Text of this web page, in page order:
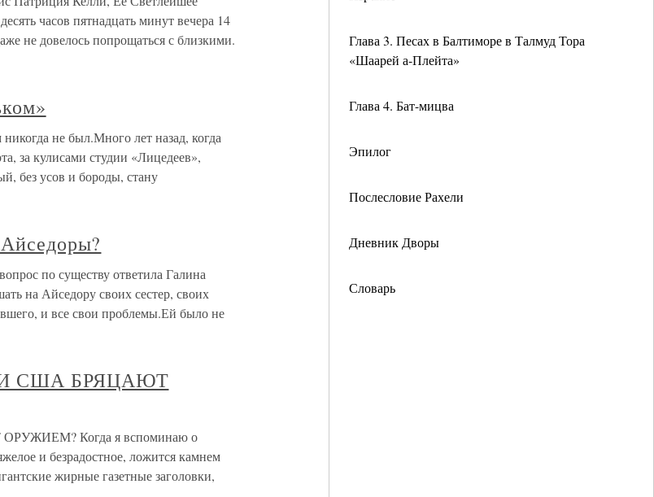
Глава 3. Песах в Балтиморе в Талмуд Тора
«Шаарей а-Плейта»
Глава 4. Бат-мицва
Эпилог
Послесловие Рахели
Дневник Дворы
Словарь
часов пятнадцать минут вечера 14
не довелось попрощаться с близкими.
не был.Много лет назад, когда
за кулисами студии «Лицедеев»,
без усов и бороды, стану
по существу ответила Галина
на Айседору своих сестер, своих
и все свои проблемы.Ей было не
США БРЯЦАЮТ
Когда я вспоминаю о
и безрадостное, ложится камнем
жирные газетные заголовки,